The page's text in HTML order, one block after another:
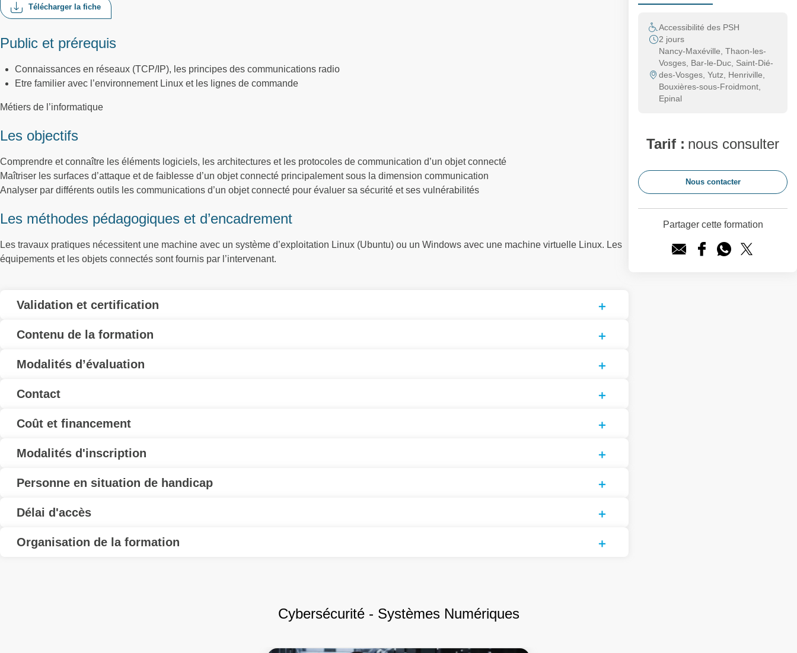
Télécharger la fiche
Public et prérequis
Connaissances en réseaux (TCP/IP), les principes des communications radio
Etre familier avec l’environnement Linux et les lignes de commande
Métiers de l’informatique
Les objectifs
Comprendre et connaître les éléments logiciels, les architectures et les protocoles de communication d’un objet connecté
Maîtriser les surfaces d’attaque et de faiblesse d’un objet connecté principalement sous la dimension communication
Analyser par différents outils les communications d’un objet connecté pour évaluer sa sécurité et ses vulnérabilités
Les méthodes pédagogiques et d’encadrement
Les travaux pratiques nécessitent une machine avec un système d’exploitation Linux (Ubuntu) ou un Windows avec une machine virtuelle Linux. Les
équipements et les objets connectés sont fournis par l’intervenant.
Validation et certification
Contenu de la formation
Modalités d’évaluation
Contact
Coût et financement
Modalités d'inscription
Personne en situation de handicap
Délai d'accès
Organisation de la formation
Accessibilité des PSH
2 jours
Nancy-Maxéville, Thaon-les-
Vosges, Bar-le-Duc, Saint-Dié-
des-Vosges, Yutz, Henriville,
Bouxières-sous-Froidmont,
Epinal
Tarif : nous consulter
Nous contacter
Partager cette formation
Cybersécurité - Systèmes Numériques